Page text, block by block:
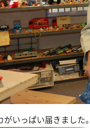
がいっぱい届きました。